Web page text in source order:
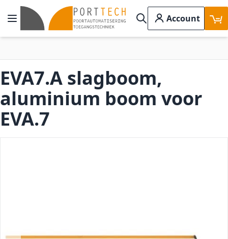
Ga naar de inhoud
Toggle Nav
Search
Account
EVA7.A slagboom,
aluminium boom voor
EVA.7